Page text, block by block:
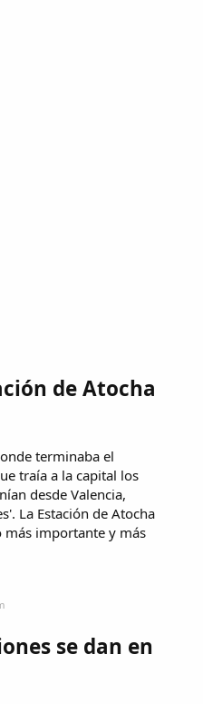
de Atocha
terminaba el
traía a la capital los
desde Valencia,
La Estación de Atocha
importante y más
se dan en